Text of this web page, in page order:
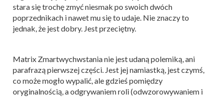
stara się trochę zmyć niesmak po swoich dwóch
poprzednikach i nawet mu się to udaje. Nie znaczy to
jednak, że jest dobry. Jest przeciętny.
Matrix Zmartwychwstania nie jest udaną polemiką, ani
parafrazą pierwszej części. Jest jej namiastką, jest czymś,
co może mogło wypalić, ale gdzieś pomiędzy
oryginalnością, a odgrywaniem roli (odwzorowywaniem i